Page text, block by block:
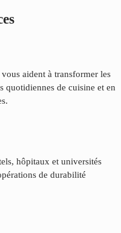
aident à transformer les
quotidiennes de cuisine et en
hôpitaux et universités
de durabilité